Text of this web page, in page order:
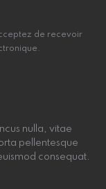
de recevoir
nulla, vitae
pellentesque
consequat.